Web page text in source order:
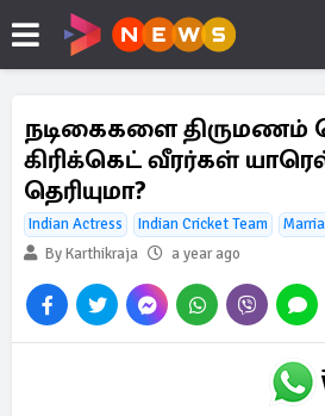
நடிகைகளை திருமணம்
கிரிக்கெட் வீரர்கள்
தெரியுமா?
Indian Actress Indian Cricket Team
By Karthikraja
a year ago